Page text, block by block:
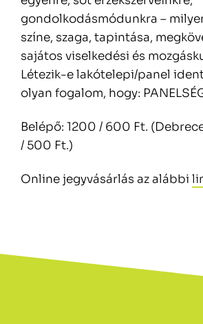
gondolkodásmódunkra –
színe, szaga, tapintása,
sajátos viselkedési és
Létezik-e lakótelepi/panel
olyan fogalom, hogy:
Belépő: 1200 / 600 Ft.
/ 500 Ft.)
Online jegyvásárlás az alábbi